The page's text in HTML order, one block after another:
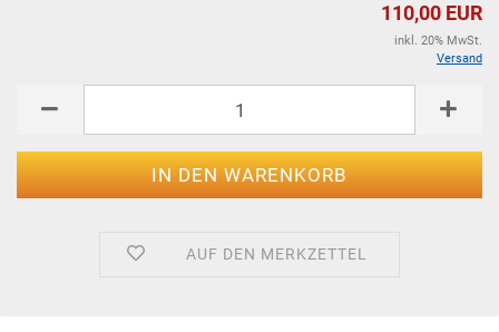
110,00 EUR
inkl. 20% MwSt.
Versand
AUF DEN MERKZETTEL